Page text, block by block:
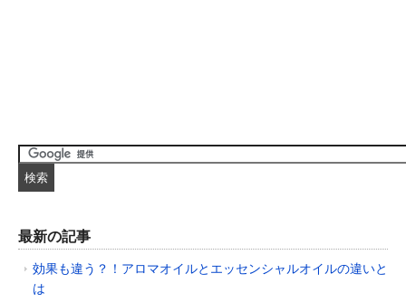
最新の記事
効果も違う？！アロマオイルとエッセンシャルオイルの違いと
は